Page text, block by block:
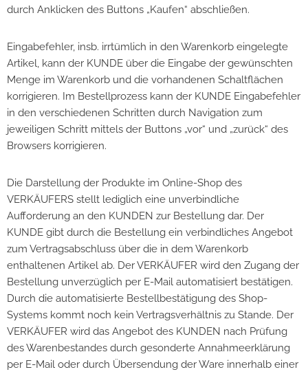
durch Anklicken des Buttons „Kaufen“ abschließen.
Eingabefehler, insb. irrtümlich in den Warenkorb eingelegte
Artikel, kann der KUNDE über die Eingabe der gewünschten
Menge im Warenkorb und die vorhandenen Schaltflächen
korrigieren. Im Bestellprozess kann der KUNDE Eingabefehler
in den verschiedenen Schritten durch Navigation zum
jeweiligen Schritt mittels der Buttons „vor“ und „zurück“ des
Browsers korrigieren.
Die Darstellung der Produkte im Online-Shop des
VERKÄUFERS stellt lediglich eine unverbindliche
Aufforderung an den KUNDEN zur Bestellung dar. Der
KUNDE gibt durch die Bestellung ein verbindliches Angebot
zum Vertragsabschluss über die in dem Warenkorb
enthaltenen Artikel ab. Der VERKÄUFER wird den Zugang der
Bestellung unverzüglich per E-Mail automatisiert bestätigen.
Durch die automatisierte Bestellbestätigung des Shop-
Systems kommt noch kein Vertragsverhältnis zu Stande. Der
VERKÄUFER wird das Angebot des KUNDEN nach Prüfung
des Warenbestandes durch gesonderte Annahmeerklärung
per E-Mail oder durch Übersendung der Ware innerhalb einer